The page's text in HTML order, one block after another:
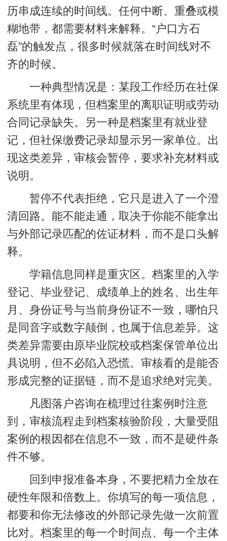
历串成连续的时间线。任何中断、重叠或模
糊地带，都需要材料来解释。“户口方石
磊”的触发点，很多时候就落在时间线对不
齐的时候。
一种典型情况是：某段工作经历在社保
系统里有体现，但档案里的离职证明或劳动
合同记录缺失。另一种是档案里有就业登
记，但社保缴费记录却显示另一家单位。出
现这类差异，审核会暂停，要求补充材料或
说明。
暂停不代表拒绝，它只是进入了一个澄
清回路。能不能走通，取决于你能不能拿出
与外部记录匹配的佐证材料，而不是口头解
释。
学籍信息同样是重灾区。档案里的入学
登记、毕业登记、成绩单上的姓名、出生年
月、身份证号与当前身份证不一致，哪怕只
是同音字或数字颠倒，也属于信息差异。这
类差异需要由原毕业院校或档案保管单位出
具说明，但不必陷入恐慌。审核看的是能否
形成完整的证据链，而不是追求绝对完美。
凡图落户咨询在梳理过往案例时注意
到，审核流程走到档案核验阶段，大量受阻
案例的根因都在信息不一致，而不是硬件条
件不够。
回到申报准备本身，不要把精力全放在
硬性年限和倍数上。你填写的每一项信息，
都要和你无法修改的外部记录先做一次前置
比对。档案里的每一个时间点、每一个主体